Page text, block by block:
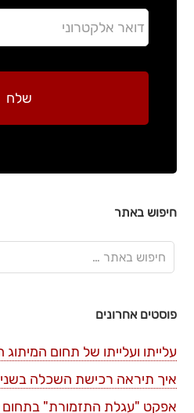
חיפוש באתר
פוסטים אחרונים
עלייתו ועלייתו של תחום המיתוג
איך תיראה רכישת השכלה
אפקט "עגלת התזמורת" בתחום